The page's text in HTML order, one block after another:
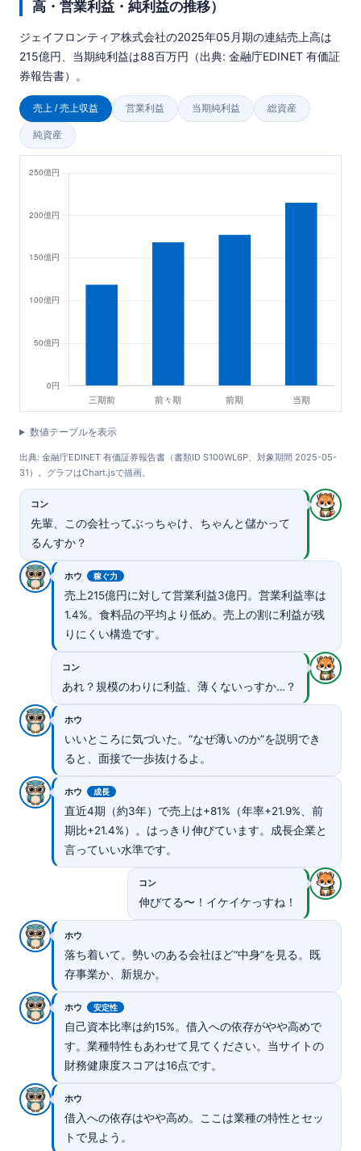
高・営業利益・純利益の推移）
ジェイフロンティア株式会社の2025年05月期の連結売上高は
215億円、当期純利益は88百万円（出典: 金融庁EDINET 有価証
券報告書）。
売上 / 売上収益 営業利益 当期純利益 総資産
純資産
数値テーブルを表示
出典: 金融庁EDINET 有価証券報告書（書類ID S100WL6P、対象期間 2025-05-
31）。グラフはChart.jsで描画。
コン
先輩、この会社ってぶっちゃけ、ちゃんと儲かって
るんすか？
ホウ 稼ぐ力
売上215億円に対して営業利益3億円。営業利益率は
1.4%。食料品の平均より低め。売上の割に利益が残
りにくい構造です。
コン
あれ？規模のわりに利益、薄くないっすか…？
ホウ
いいところに気づいた。“なぜ薄いのか”を説明でき
ると、面接で一歩抜けるよ。
ホウ 成長
直近4期（約3年）で売上は+81%（年率+21.9%、前
期比+21.4%）。はっきり伸びています。成長企業と
言っていい水準です。
コン
伸びてる〜！イケイケっすね！
ホウ
落ち着いて。勢いのある会社ほど“中身”を見る。既
存事業か、新規か。
ホウ 安定性
自己資本比率は約15%。借入への依存がやや高めで
す。業種特性もあわせて見てください。当サイトの
財務健康度スコアは16点です。
ホウ
借入への依存はやや高め。ここは業種の特性とセッ
トで見よう。